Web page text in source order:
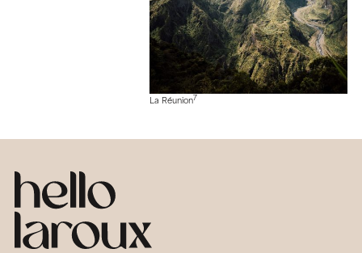
La Réunion7